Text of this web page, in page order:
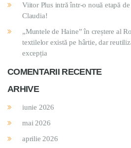
Viitor Plus intră într-o nouă etapă
Claudia!
„Muntele de Haine” în creștere al
textilelor există pe hârtie, dar
excepția
COMENTARII RECENTE
ARHIVE
iunie 2026
mai 2026
aprilie 2026